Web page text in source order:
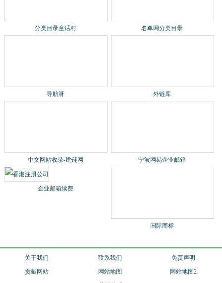
分类目录童话村 名单网分类目录
导航呀 外链库
中文网站收录-建链网 宁波网易企业邮箱
国际商标
关于我们 联系我们
免责声明
贡献网站
网站地图
网站地图2